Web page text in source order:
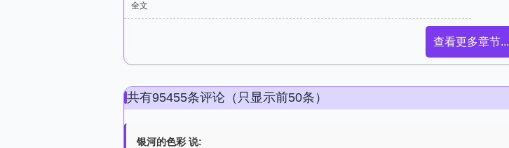
全文
查看更多章节...
共有95455条评论（只显示前50条）
银河的色彩 说: